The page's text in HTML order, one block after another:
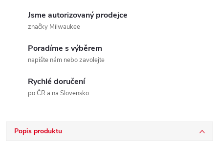
Jsme autorizovaný prodejce
značky Milwaukee
Poradíme s výběrem
napište nám nebo zavolejte
Rychlé doručení
po ČR a na Slovensko
Popis produktu